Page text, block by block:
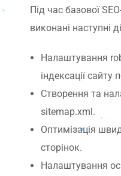
Під час базової
виконані наступні
Налаштування
індексації
Створення та
sitemap.xml.
Оптимізація
сторінок.
Налаштування